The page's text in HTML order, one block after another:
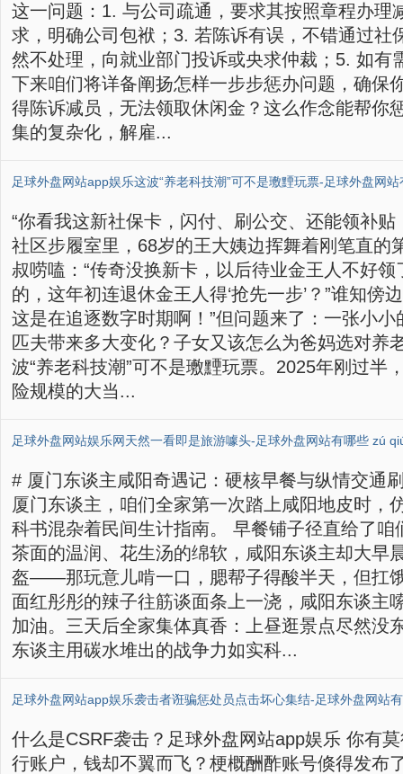
这一问题：1. 与公司疏通，要求其按照章程办理
求，明确公司包袱；3. 若陈诉有误，不错通过社
然不处理，向就业部门投诉或央求仲裁；5. 如有
下来咱们将详备阐扬怎样一步步惩办问题，确保
得陈诉减员，无法领取休闲金？这么作念能帮你
集的复杂化，解雇...
“你看我这新社保卡，闪付、刷公交、还能领补
社区步履室里，68岁的王大姨边挥舞着刚笔直的
叔唠嗑：“传奇没换新卡，以后待业金王人不好领
的，这年初连退休金王人得‘抢先一步’？”谁知傍
这是在追逐数字时期啊！”但问题来了：一张小
匹夫带来多大变化？子女又该怎么为爸妈选对养
波“养老科技潮”可不是璷黫玩票。2025年刚过半
险规模的大当...
# 厦门东谈主咸阳奇遇记：硬核早餐与纵情交通
厦门东谈主，咱们全家第一次踏上咸阳地皮时，
科书混杂着民间生计指南。 早餐铺子径直给了
茶面的温润、花生汤的绵软，咸阳东谈主却大早
盔——那玩意儿啃一口，腮帮子得酸半天，但扛
面红彤彤的辣子往筋谈面条上一浇，咸阳东谈主
加油。三天后全家集体真香：上昼逛景点尽然没
东谈主用碳水堆出的战争力如实科...
什么是CSRF袭击？足球外盘网站app娱乐 你有
行账户，钱却不翼而飞？梗概酬酢账号倏得发布